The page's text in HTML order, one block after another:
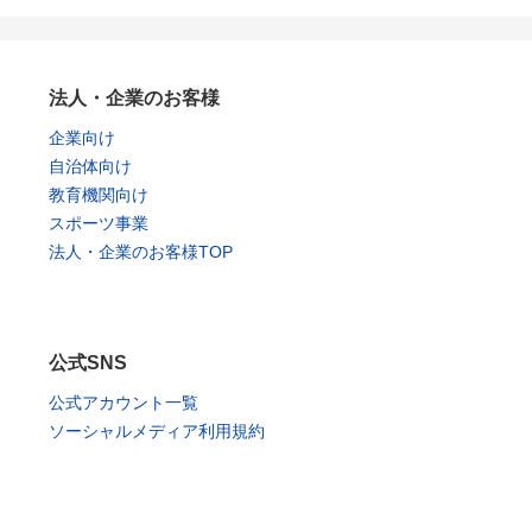
法人・企業のお客様
企業向け
自治体向け
教育機関向け
スポーツ事業
法人・企業のお客様TOP
公式SNS
公式アカウント一覧
ソーシャルメディア利用規約